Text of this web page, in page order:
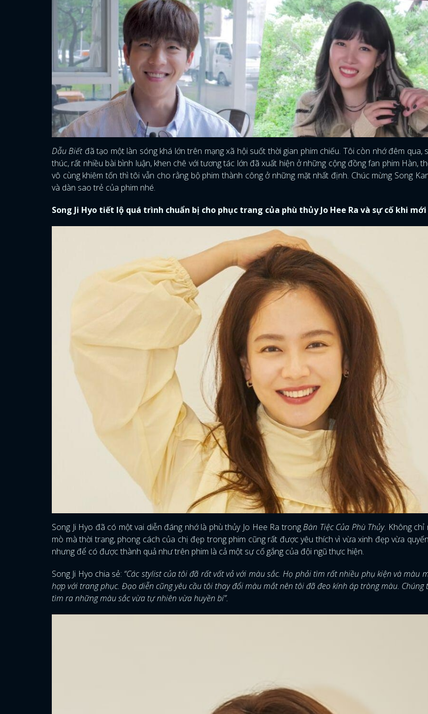
ĐĂNG NHẬP
FACEBOOK GOOGLE
Dẫu Biếtđã tạo một làn sóng khá lớn trên mạng xã hội suốt thời gian phim chiếu. Tôi còn nhớ đêm qua,
thúc, rất nhiều bài bình luận, khen chê với tương tác lớn đã xuất hiện ở những cộng đồng fan phim Hàn,
vô cùng khiêm tốn thì tôi vẫn cho rằng bộ phim thành công ở những mặt nhất định. Chúc mừng Song
và dàn sao trẻ của phim nhé.
Song Ji Hyo tiết lộ quá trình chuẩn bị cho phục trang của phù thủy Jo Hee Ra và sự cố khi
Song Ji Hyo đã có một vai diễn đáng nhớ là phù thủy Jo Hee Ra trongBàn Tiệc Của Phù Thủy. Không chỉ
mò mà thời trang, phong cách của chị đẹp trong phim cũng rất được yêu thích vì vừa xinh đẹp vừa
nhưng để có được thành quả như trên phim là cả một sự cố gắng của đội ngũ thực hiện.
Song Ji Hyo chia sẻ: “Các stylist của tôi đã rất vất vả với màu sắc. Họ phải tìm rất nhiều phụ kiện và màu
hợp với trang phục. Đạo diễn cũng yêu cầu tôi thay đổi màu mắt nên tôi đã đeo kính áp tròng màu.
tìm ra những màu sắc vừa tự nhiên vừa huyền bí”.